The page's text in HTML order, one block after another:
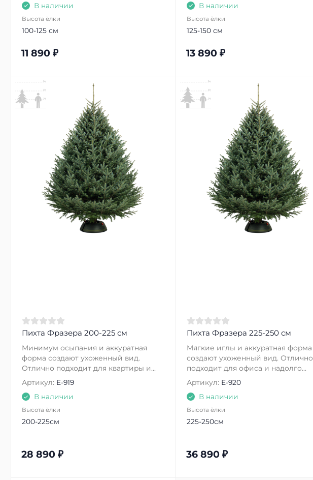
В наличии
Высота ёлки
100-125 см
11 890 ₽
В наличии
Высота ёлки
125-150 см
13 890 ₽
Пихта Фразера 200-225 см
Минимум осыпания и аккуратная
форма создают ухоженный вид.
Отлично подходит для квартиры и...
Артикул: E-919
В наличии
Высота ёлки
200-225см
28 890 ₽
Пихта Фразера 225-250 см
Мягкие иглы и аккуратная форма
создают ухоженный вид. Отлично
подходит для офиса и надолго...
Артикул: E-920
В наличии
Высота ёлки
225-250см
36 890 ₽